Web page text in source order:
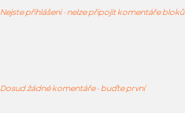
Nejste přihlášeni - nelze připojit komentáře bloků
Dosud žádné komentáře - buďte první